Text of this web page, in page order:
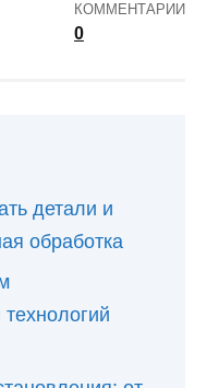
КОММЕНТАРИИ
0
детали и
обработка